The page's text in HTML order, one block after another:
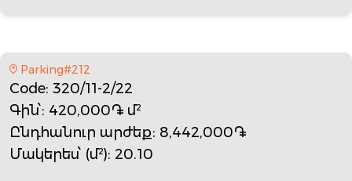
Parking#212
Code: 320/11-2/22
Գին՝: 420,000֏ մ²
Ընդհանուր արժեք: 8,442,000֏
Մակերես՝ (մ²): 20.10